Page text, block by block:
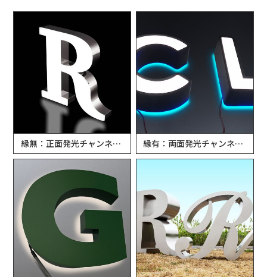
縁無：正面発光チャンネル文字 縁有：両面発光チャンネル文字